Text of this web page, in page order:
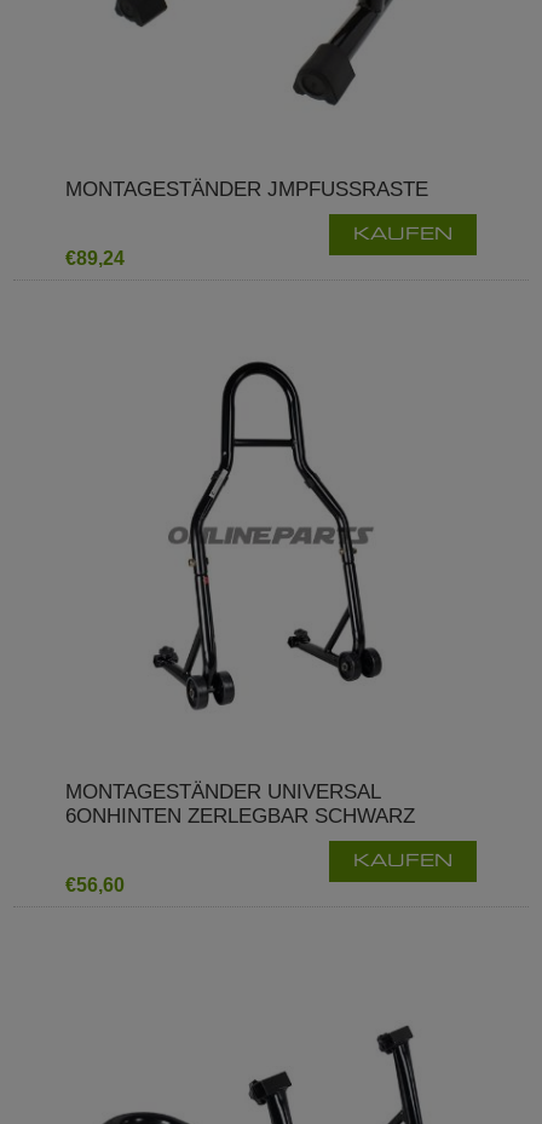
MONTAGESTÄNDER JMPFUSSRASTE
€89,24
KAUFEN
MONTAGESTÄNDER UNIVERSAL
6ONHINTEN ZERLEGBAR SCHWARZ
€56,60
KAUFEN